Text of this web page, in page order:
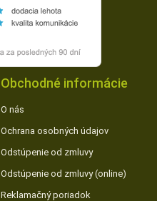
Obchodné informácie
O nás
Ochrana osobných údajov
Odstúpenie od zmluvy
Odstúpenie od zmluvy (online)
Reklamačný poriadok